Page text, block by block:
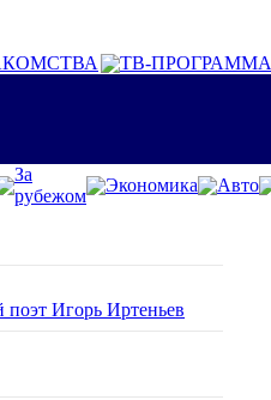
ТВ-ПРОГРАММА
За
рубежом
Экономика
Авто
поэт Игорь Иртеньев